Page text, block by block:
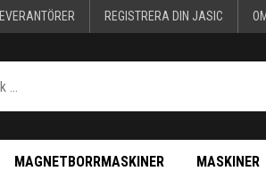
LEVERANTÖRER REGISTRERA DIN JASIC
MAGNETBORRMASKINER MASKINER